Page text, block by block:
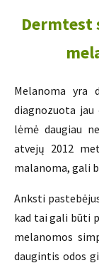
Dermtest
Melanoma yra
diagnozuota jau
lėmė daugiau
atvejų 2012
malanoma, gali
Anksti
kad tai gali būti
melanomos
daugintis odos